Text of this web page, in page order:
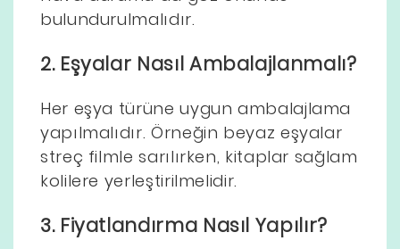
bulundurulmalıdır.
2. Eşyalar Nasıl Ambalajlanmalı?
Her eşya türüne uygun ambalajlama
yapılmalıdır. Örneğin beyaz eşyalar
streç filmle sarılırken, kitaplar sağlam
kolilere yerleştirilmelidir.
3. Fiyatlandırma Nasıl Yapılır?